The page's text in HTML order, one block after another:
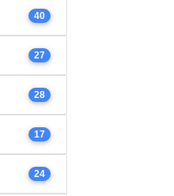
40
27
28
17
24